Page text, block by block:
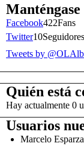
Facebook422Fans
Twitter10Seguidores
Tweets by
Quién está
Hay actualmente 0
Usuarios
Marcelo Esparza